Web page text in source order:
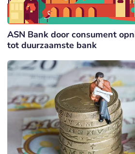
ASN Bank door consument
tot duurzaamste bank